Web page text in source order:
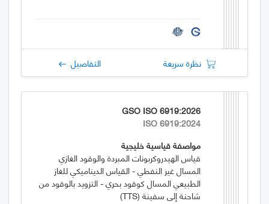
نظرة سريعة التفاصيل
GSO ISO 6919:2026
ISO 6919:2024
مواصفة قياسية خليجية
قياس الهيدروكربونات المبردة والوقود الغازي
المسال غير النفطي - القياس الديناميكي للغاز
الطبيعي المسال كوقود بحري - التزويد بالوقود من
شاحنة إلى سفينة (TTS)